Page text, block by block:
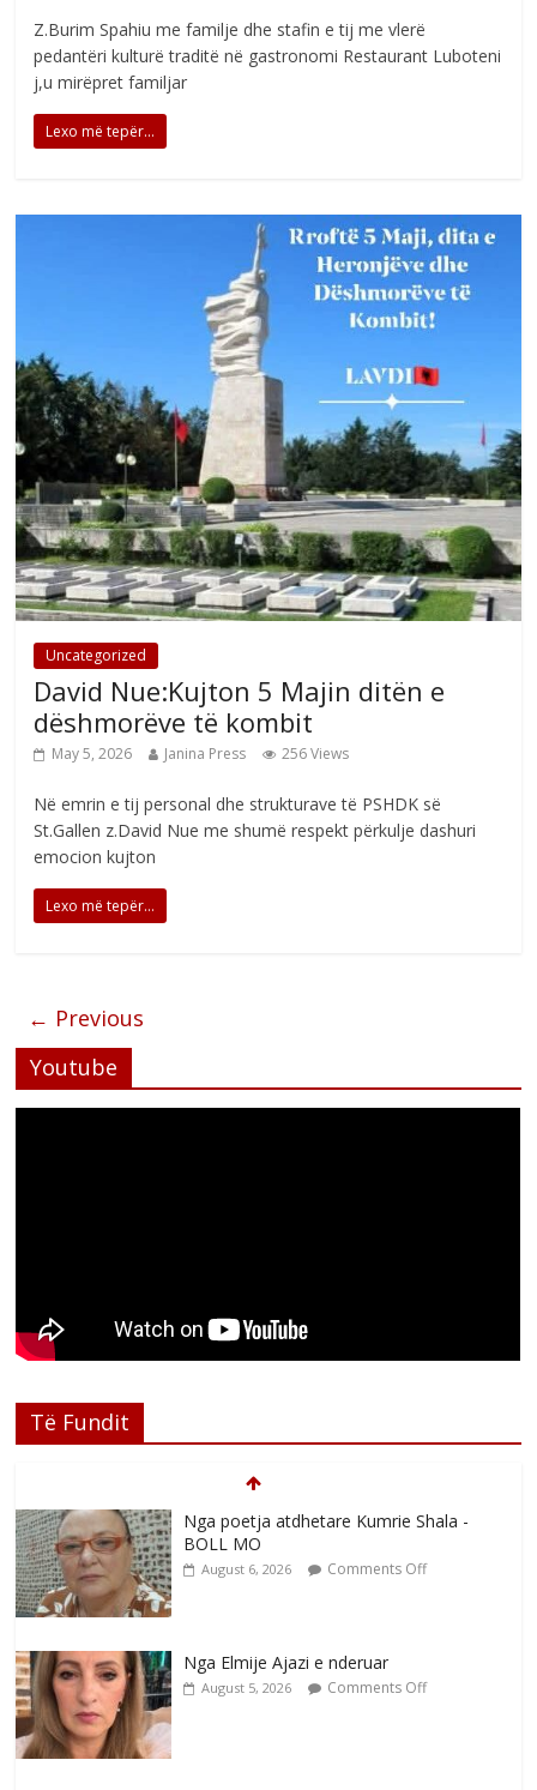
Z.Burim Spahiu me familje dhe stafin e tij me vlerë
pedantëri kulturë traditë në gastronomi Restaurant Luboteni
j,u mirëpret familjar
Lexo më tepër...
Uncategorized
David Nue:Kujton 5 Majin ditën e
dëshmorëve të kombit
May 5, 2026 Janina Press 256 Views
Në emrin e tij personal dhe strukturave të PSHDK së
St.Gallen z.David Nue me shumë respekt përkulje dashuri
emocion kujton
Lexo më tepër...
← Previous
Youtube
Të Fundit
Nga Elmije Ajazi e nderuar
August 5, 2026
Brahim Çekaj njē veprimtar i respektuar i
çeshtjës kombëtare